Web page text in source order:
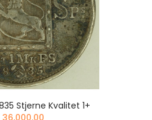
Stjerne Kvalitet 1+
36,000.00